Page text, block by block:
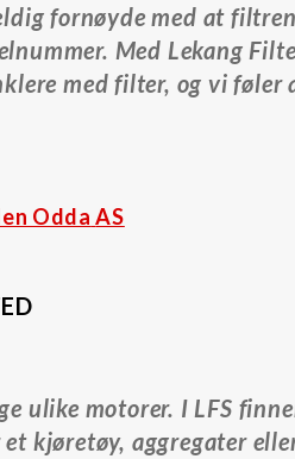
fornøyde med at
Med Lekang
med filter, og vi føler
Odda AS
ulike motorer. I LFS
kjøretøy, aggregater